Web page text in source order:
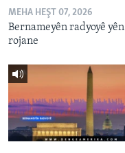
MEHA HEŞT 07, 2026
Bernameyên radyoyê yên
rojane